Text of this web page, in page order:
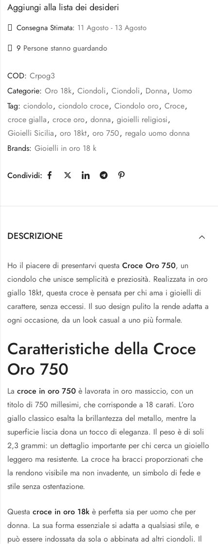
Aggiungi alla lista dei desideri
Consegna Stimata: 11 Agosto - 13 Agosto
9 Persone stanno guardando
COD: Crpog3
Categorie: Oro 18k, Ciondoli, Ciondoli, Donna, Uomo
Tag: ciondolo, ciondolo croce, Ciondolo oro, Croce,
croce gialla, croce oro, donna, gioielli religiosi,
Gioielli Sicilia, oro 18kt, oro 750, regalo uomo donna
Brands: Gioielli in oro 18 k
Condividi:
DESCRIZIONE
Ho il piacere di presentarvi questa Croce Oro 750, un
ciondolo che unisce semplicità e preziosità. Realizzata in oro
giallo 18kt, questa croce è pensata per chi ama i gioielli di
carattere, senza eccessi. Il suo design pulito la rende adatta a
ogni occasione, da un look casual a uno più formale.
Caratteristiche della Croce
Oro 750
La croce in oro 750 è lavorata in oro massiccio, con un
titolo di 750 millesimi, che corrisponde a 18 carati. L’oro
giallo classico esalta la brillantezza del metallo, mentre la
superficie liscia dona un tocco di eleganza. Il peso è di soli
2,3 grammi: un dettaglio importante per chi cerca un gioiello
leggero ma resistente. La croce ha bracci proporzionati che
la rendono visibile ma non invadente, un simbolo di fede e
stile senza ostentazione.
Questa croce in oro 18k è perfetta sia per uomo che per
donna. La sua forma essenziale si adatta a qualsiasi stile, e
può essere indossata da sola o abbinata ad altri ciondoli. Il